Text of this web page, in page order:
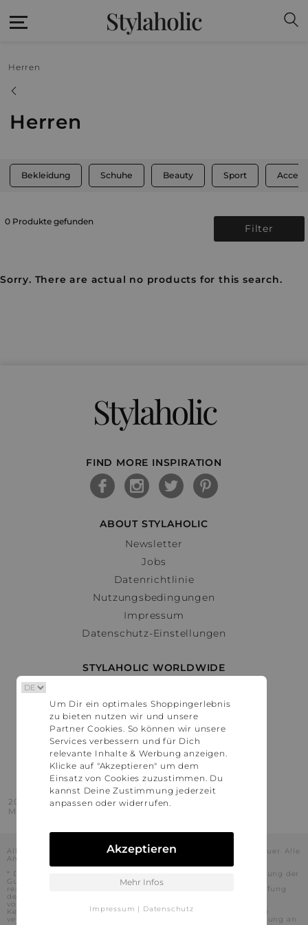
Stylaholic
Herren
Herren
Bekleidung Schuhe Beauty Sport
0 Produkte gefunden
Filter
Sorry. There are actual no products for this search.
Stylaholic
FIND MORE INSPIRATION
ABOUT STYLAHOLIC
Newsletter
Jobs
Datenrichtlinie
Nutzungsbedingungen
Impressum
Datenschutz-Einstellungen
STYLAHOLIC WORLDWIDE
Österreich
Schweiz
France
United States
2016 - 2026 © Stylaholic.
Made for you with love in munich.
Alle Preise inkl. der jeweils geltenden gesetzlichen Mehrwertsteuer. Alle
Angaben ohne Gewähr.
* Die angezeigten Preise beinhalten Rabatte, die durch die Nutzung der
Gutschein-Codes auf den Seiten unserer Partner voraussichtlich
realisiert werden können. Stylaholic führt keine vollständige Prüfung
der Gutschein-Codes durch und es kann daher in Einzelfällen
vorkommen, dass die Gutscheine abweichend von unserem
Kenntnisstand bei dem jeweiligen Shop nicht oder nur teilweise
verwendet werden können. Darüber hinaus kann deren Verwendung an
Um Dir ein optimales Shoppingerlebnis
zu bieten nutzen wir und unsere
Partner Cookies. So können wir unsere
Services verbessern und für Dich
relevante Inhalte & Werbung anzeigen.
Klicke auf "Akzeptieren" um dem
Einsatz von Cookies zuzustimmen. Du
kannst Deine Zustimmung jederzeit
anpassen oder widerrufen.
Akzeptieren
Mehr Infos
Impressum | Datenschutz